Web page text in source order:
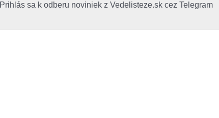
Prihlás sa k odberu noviniek z Vedelisteze.sk cez Telegram